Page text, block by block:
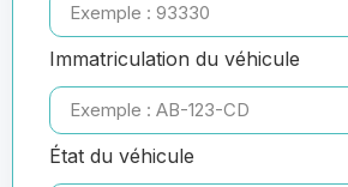
Immatriculation du véhicule
État du véhicule